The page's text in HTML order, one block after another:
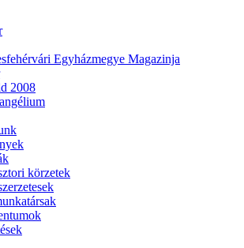
Egyházmegye Magazinja
2008
körzetek